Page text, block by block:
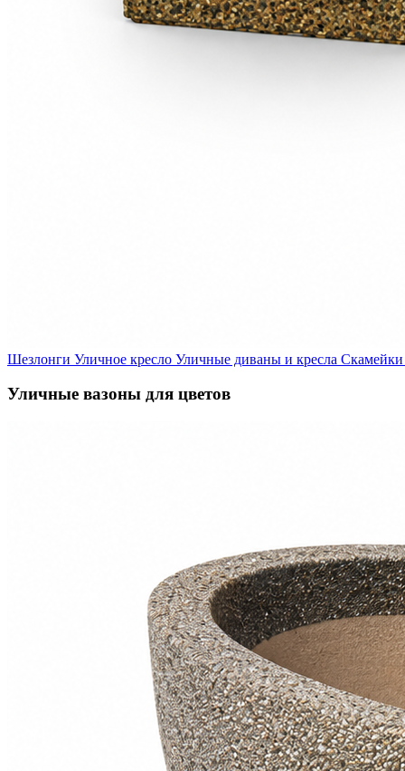
Шезлонги Уличное кресло Уличные диваны и кресла Скамейки
Уличные вазоны для цветов